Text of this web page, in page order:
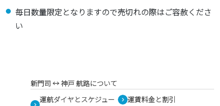
毎日数量限定となりますので売切れの際はご容赦くださ
い
新門司 ↔︎ 神戸 航路について
運航ダイヤとスケジュー
運賃料金と割引